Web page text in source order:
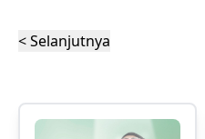
< Selanjutnya